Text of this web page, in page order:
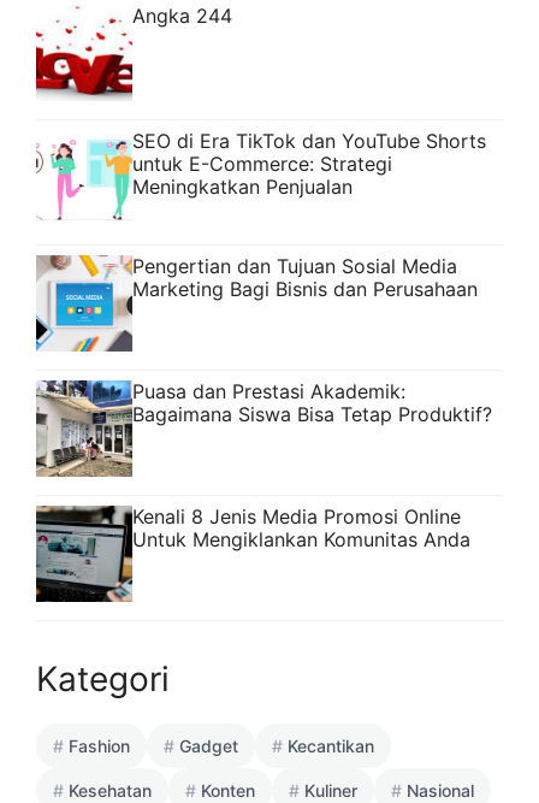
Angka 244
SEO di Era TikTok dan YouTube Shorts
untuk E-Commerce: Strategi
Meningkatkan Penjualan
Pengertian dan Tujuan Sosial Media
Marketing Bagi Bisnis dan Perusahaan
Puasa dan Prestasi Akademik:
Bagaimana Siswa Bisa Tetap Produktif?
Kenali 8 Jenis Media Promosi Online
Untuk Mengiklankan Komunitas Anda
Kategori
Fashion Gadget Kecantikan
Kesehatan Konten Kuliner Nasional